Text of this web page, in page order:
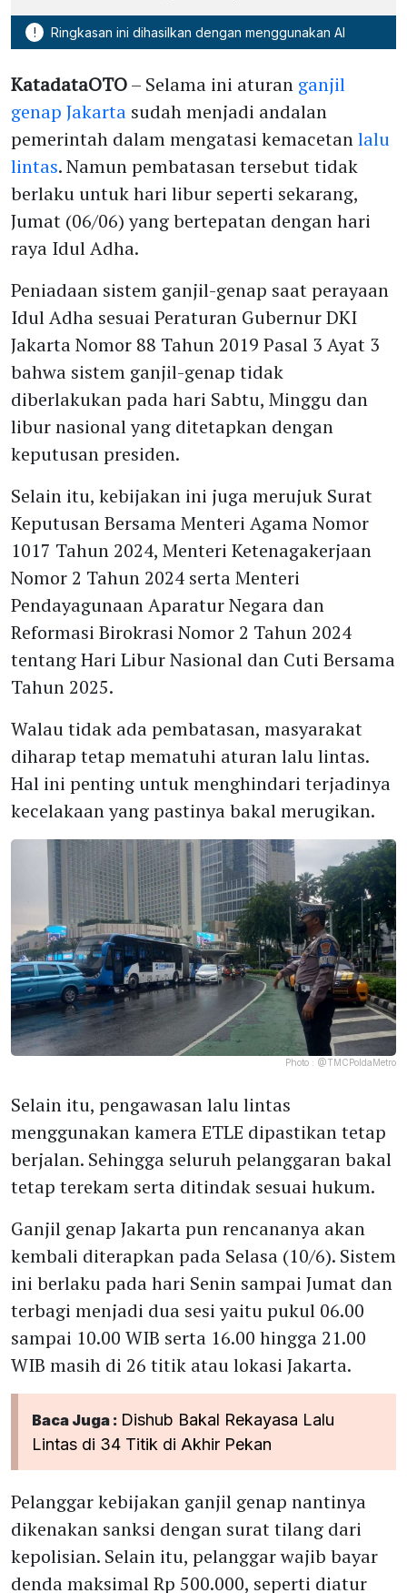
! Ringkasan ini dihasilkan dengan menggunakan AI
KatadataOTO– Selama ini aturan ganjil
genap Jakarta sudah menjadi andalan
pemerintah dalam mengatasi kemacetanlalu
lintas. Namun pembatasan tersebut tidak
berlaku untuk hari libur seperti sekarang,
Jumat (06/06) yang bertepatan dengan hari
raya Idul Adha.
Peniadaan sistem ganjil-genap saat perayaan
Idul Adha sesuai Peraturan Gubernur DKI
Jakarta Nomor 88 Tahun 2019 Pasal 3 Ayat 3
bahwa sistem ganjil-genap tidak
diberlakukan pada hari Sabtu, Minggu dan
libur nasional yang ditetapkan dengan
keputusan presiden.
Selain itu, kebijakan ini juga merujuk Surat
Keputusan Bersama Menteri Agama Nomor
1017 Tahun 2024, Menteri Ketenagakerjaan
Nomor 2 Tahun 2024 serta Menteri
Pendayagunaan Aparatur Negara dan
Reformasi Birokrasi Nomor 2 Tahun 2024
tentang Hari Libur Nasional dan Cuti Bersama
Tahun 2025.
Walau tidak ada pembatasan, masyarakat
diharap tetap mematuhi aturan lalu lintas.
Hal ini penting untuk menghindari terjadinya
kecelakaan yang pastinya bakal merugikan.
Photo : @TMCPoldaMetro
Selain itu, pengawasan lalu lintas
menggunakan kamera ETLE dipastikan tetap
berjalan. Sehingga seluruh pelanggaran bakal
tetap terekam serta ditindak sesuai hukum.
Ganjil genap Jakarta pun rencananya akan
kembali diterapkan pada Selasa (10/6). Sistem
ini berlaku pada hari Senin sampai Jumat dan
terbagi menjadi dua sesi yaitu pukul 06.00
sampai 10.00 WIB serta 16.00 hingga 21.00
WIB masih di 26 titik atau lokasi Jakarta.
Baca Juga : Dishub Bakal Rekayasa Lalu
Lintas di 34 Titik di Akhir Pekan
Pelanggar kebijakan ganjil genap nantinya
dikenakan sanksi dengan surat tilang dari
kepolisian. Selain itu, pelanggar wajib bayar
denda maksimal Rp 500.000, seperti diatur